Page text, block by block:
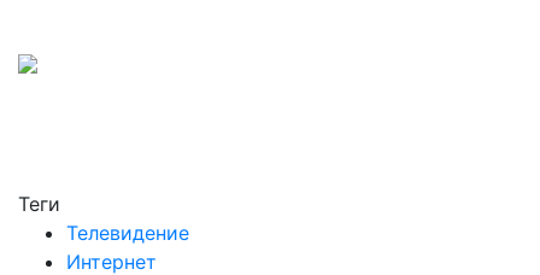
Теги
Телевидение
Интернет